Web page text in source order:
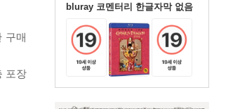
bluray 코멘터리 한글자막 없음
구매
포장